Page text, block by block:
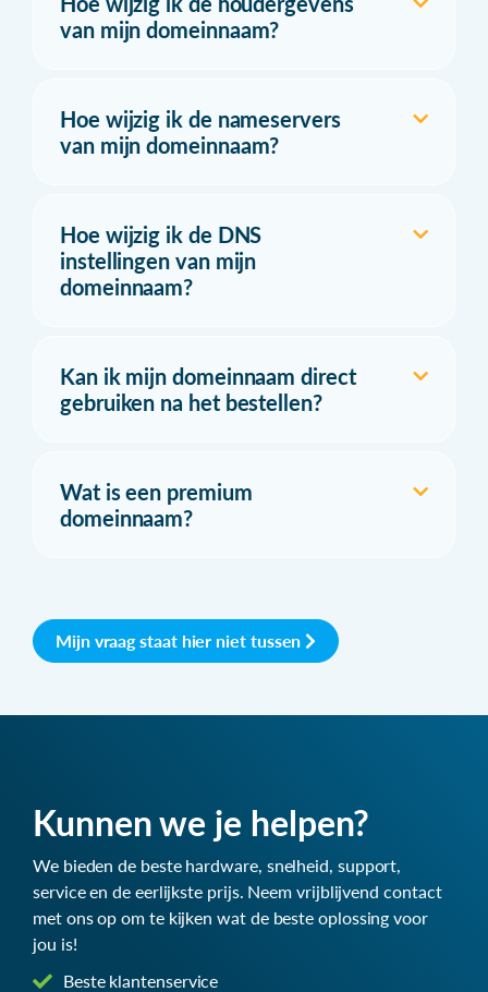
van mijn domeinnaam?
Hoe wijzig ik de nameservers
van mijn domeinnaam?
Hoe wijzig ik de DNS
instellingen van mijn
domeinnaam?
Kan ik mijn domeinnaam direct
gebruiken na het bestellen?
Wat is een premium
domeinnaam?
Mijn vraag staat hier niet tussen
Kunnen we je helpen?
We bieden de beste hardware, snelheid, support,
service en de eerlijkste prijs. Neem vrijblijvend contact
met ons op om te kijken wat de beste oplossing voor
jou is!
Beste klantenservice